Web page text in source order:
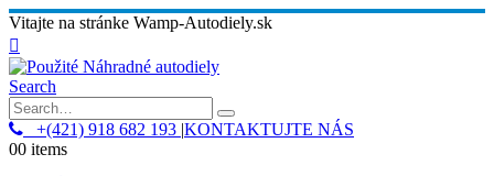
Vitajte na stránke Wamp-Autodiely.sk
Search
+(421) 918 682 193 |KONTAKTUJTE NÁS
00 items